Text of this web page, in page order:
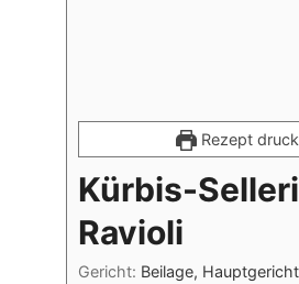
Rezept
Kürbis-
Ravioli
Gericht: Beilage, Hauptgericht